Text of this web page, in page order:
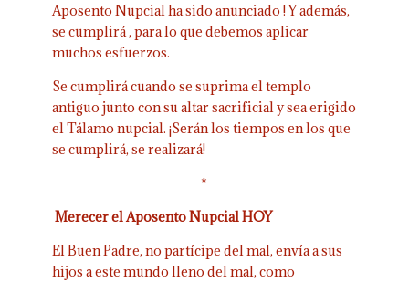
Aposento Nupcial ha sido anunciado ! Y además,
se cumplirá , para lo que debemos aplicar
muchos esfuerzos.
Se cumplirá cuando se suprima el templo
antiguo junto con su altar sacrificial y sea erigido
el Tálamo nupcial. ¡Serán los tiempos en los que
se cumplirá, se realizará!
*
Merecer el Aposento Nupcial HOY
El Buen Padre, no partícipe del mal, envía a sus
hijos a este mundo lleno del mal, como